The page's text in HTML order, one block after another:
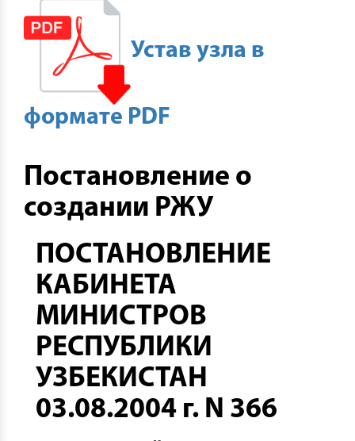
Устав узла в
формате PDF
Постановление о
создании РЖУ
ПОСТАНОВЛЕНИЕ
КАБИНЕТА
МИНИСТРОВ
РЕСПУБЛИКИ
УЗБЕКИСТАН
03.08.2004 г. N 366